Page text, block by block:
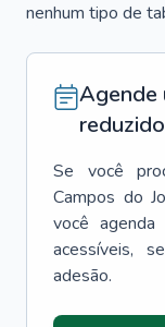
nenhum tipo de
Agende
Se você
Campos do
você
acessíveis,
adesão.